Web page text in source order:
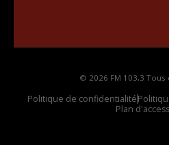
© 2026 FM 103,3 Tous
Politique de confidentialité
Plan